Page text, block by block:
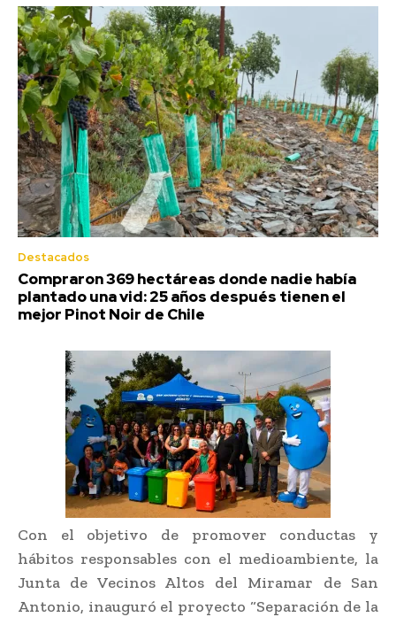
Destacados
Compraron 369 hectáreas donde nadie había
plantado una vid: 25 años después tienen el
mejor Pinot Noir de Chile
Con el objetivo de promover conductas y
hábitos responsables con el medioambiente, la
Junta de Vecinos Altos del Miramar de San
Antonio, inauguró el proyecto “Separación de la